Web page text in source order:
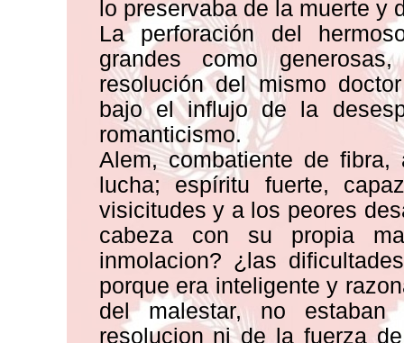
lo preservaba de la muerte y
La perforación del
grandes como
resolución del mismo
bajo el influjo de la
romanticismo.
Alem, combatiente de
lucha; espíritu fuerte,
visicitudes y a los peores
cabeza con su propia
inmolacion? ¿las
porque era inteligente y
del malestar, no
resolucion ni de la fuerza